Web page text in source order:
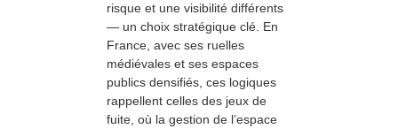
risque et une visibilité différents
— un choix stratégique clé. En
France, avec ses ruelles
médiévales et ses espaces
publics densifiés, ces logiques
rappellent celles des jeux de
fuite, où la gestion de l’espace